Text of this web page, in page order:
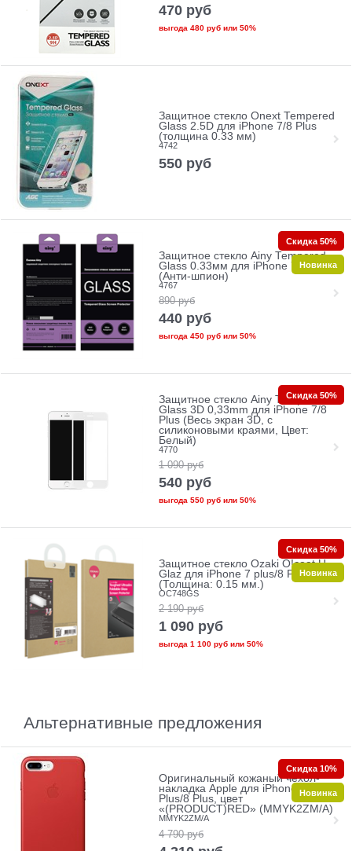
470 руб
выгода 480 рубили 50%
Защитное стекло Onext Tempered
Glass 2.5D для iPhone 7/8 Plus
(толщина 0.33 мм)
4742
550 руб
Защитное стекло Ainy Tempered
Glass 0.33мм для iPhone 7/8 Plus
(Анти-шпион)
4767
890 руб
440 руб
выгода 450 рубили 50%
Скидка 50%
Новинка
Защитное стекло Ainy Tempered
Glass 3D 0,33mm для iPhone 7/8
Plus (Весь экран 3D, с
силиконовыми краями, Цвет:
Белый)
4770
1 090 руб
540 руб
выгода 550 рубили 50%
Скидка 50%
Защитное стекло Ozaki O!coat U-
Glaz для iPhone 7 plus/8 Plus
(Толщина: 0.15 мм.)
OC748GS
2 190 руб
1 090 руб
выгода 1 100 рубили 50%
Скидка 50%
Новинка
Альтернативные предложения
Оригинальный кожаный чехол-
накладка Apple для iPhone 7
Plus/8 Plus, цвет
«(PRODUCT)RED» (MMYK2ZM/A)
MMYK2ZM/A
4 790 руб
Скидка 10%
Новинка